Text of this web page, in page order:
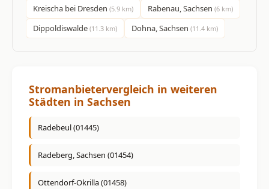
Kreischa bei Dresden (5.9 km) Rabenau, Sachsen (6 km)
Dippoldiswalde (11.3 km) Dohna, Sachsen (11.4 km)
Stromanbietervergleich in weiteren
Städten in Sachsen
Radebeul (01445)
Radeberg, Sachsen (01454)
Ottendorf-Okrilla (01458)